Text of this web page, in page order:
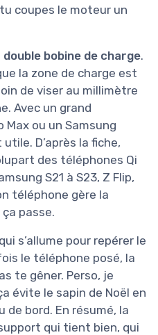
coupes le moteur un
double bobine de charge.
la zone de charge est
de viser au millimètre
Avec un grand
ou un Samsung
D’après la fiche,
des téléphones Qi
S21 à S23, Z Flip,
téléphone gère la
passe.
qui s’allume pour repérer le
le téléphone posé, la
te gêner. Perso, je
évite le sapin de Noël en
de bord. En résumé, la
qui tient bien, qui